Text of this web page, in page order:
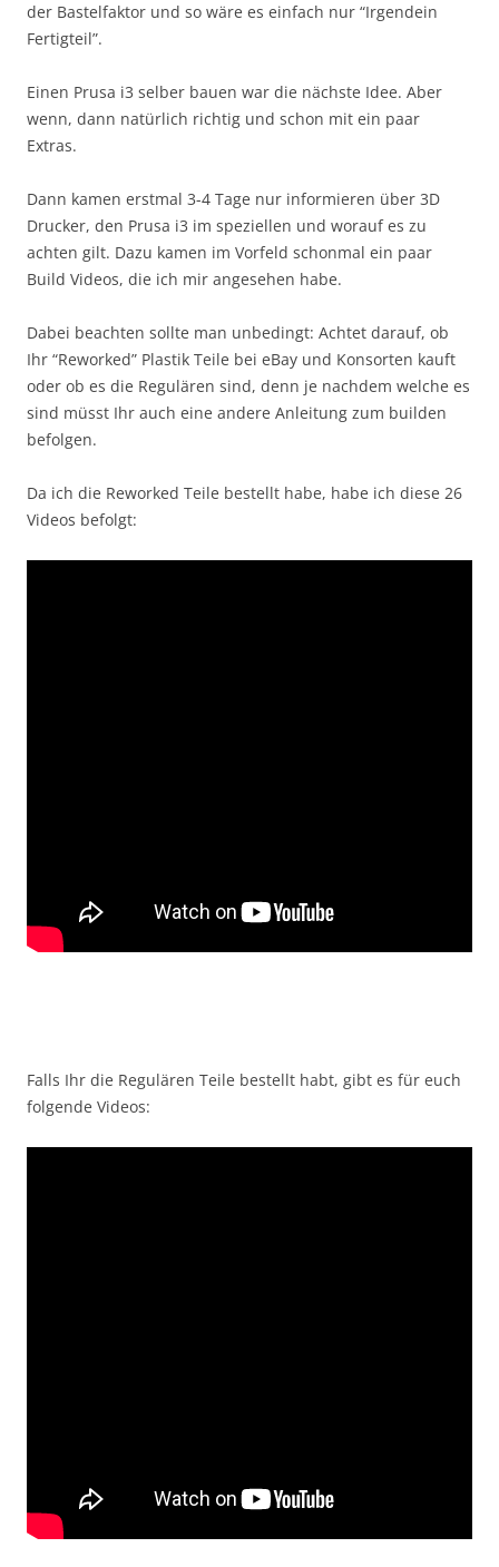
der Bastelfaktor und so wäre es einfach nur “Irgendein
Fertigteil”.
Einen Prusa i3 selber bauen war die nächste Idee. Aber
wenn, dann natürlich richtig und schon mit ein paar
Extras.
Dann kamen erstmal 3-4 Tage nur informieren über 3D
Drucker, den Prusa i3 im speziellen und worauf es zu
achten gilt. Dazu kamen im Vorfeld schonmal ein paar
Build Videos, die ich mir angesehen habe.
Dabei beachten sollte man unbedingt: Achtet darauf, ob
Ihr “Reworked” Plastik Teile bei eBay und Konsorten kauft
oder ob es die Regulären sind, denn je nachdem welche es
sind müsst Ihr auch eine andere Anleitung zum builden
befolgen.
Da ich die Reworked Teile bestellt habe, habe ich diese 26
Videos befolgt:
Falls Ihr die Regulären Teile bestellt habt, gibt es für euch
folgende Videos: